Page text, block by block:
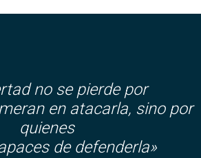
no se pierde por
en atacarla, sino por
quienes
de defenderla»